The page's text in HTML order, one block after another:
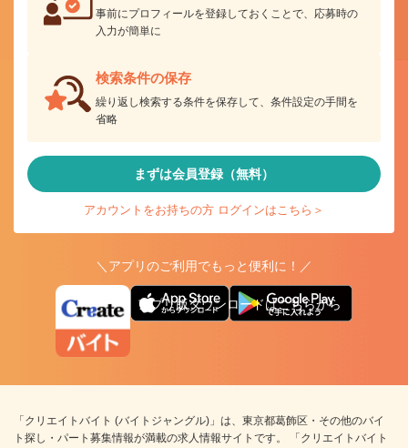
事前にプロフィールを登録しておくことで、応募時の
入力が簡単に
検索条件の保存
繰り返し検索する条件を保存して、条件設定の手間を
省略
まずは会員登録（無料）
アカウントをお持ちの方 ログインはこちら＞
＼アプリのご利用でもっと便利に！／
アプリ版ダウンロードはこちらから
「クリエイトバイト (バイトジャングル)」は、東京都葛飾区・その他のバイ
ト探し・パート募集情報が満載の求人情報サイトです。 「クリエイトバイト